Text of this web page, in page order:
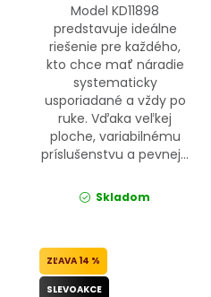
Model KD11898
predstavuje ideálne
riešenie pre každého,
kto chce mať náradie
systematicky
usporiadané a vždy po
ruke. Vďaka veľkej
ploche, variabilnému
príslušenstvu a pevnej...
Skladom
14 %
SLEVOAKCE